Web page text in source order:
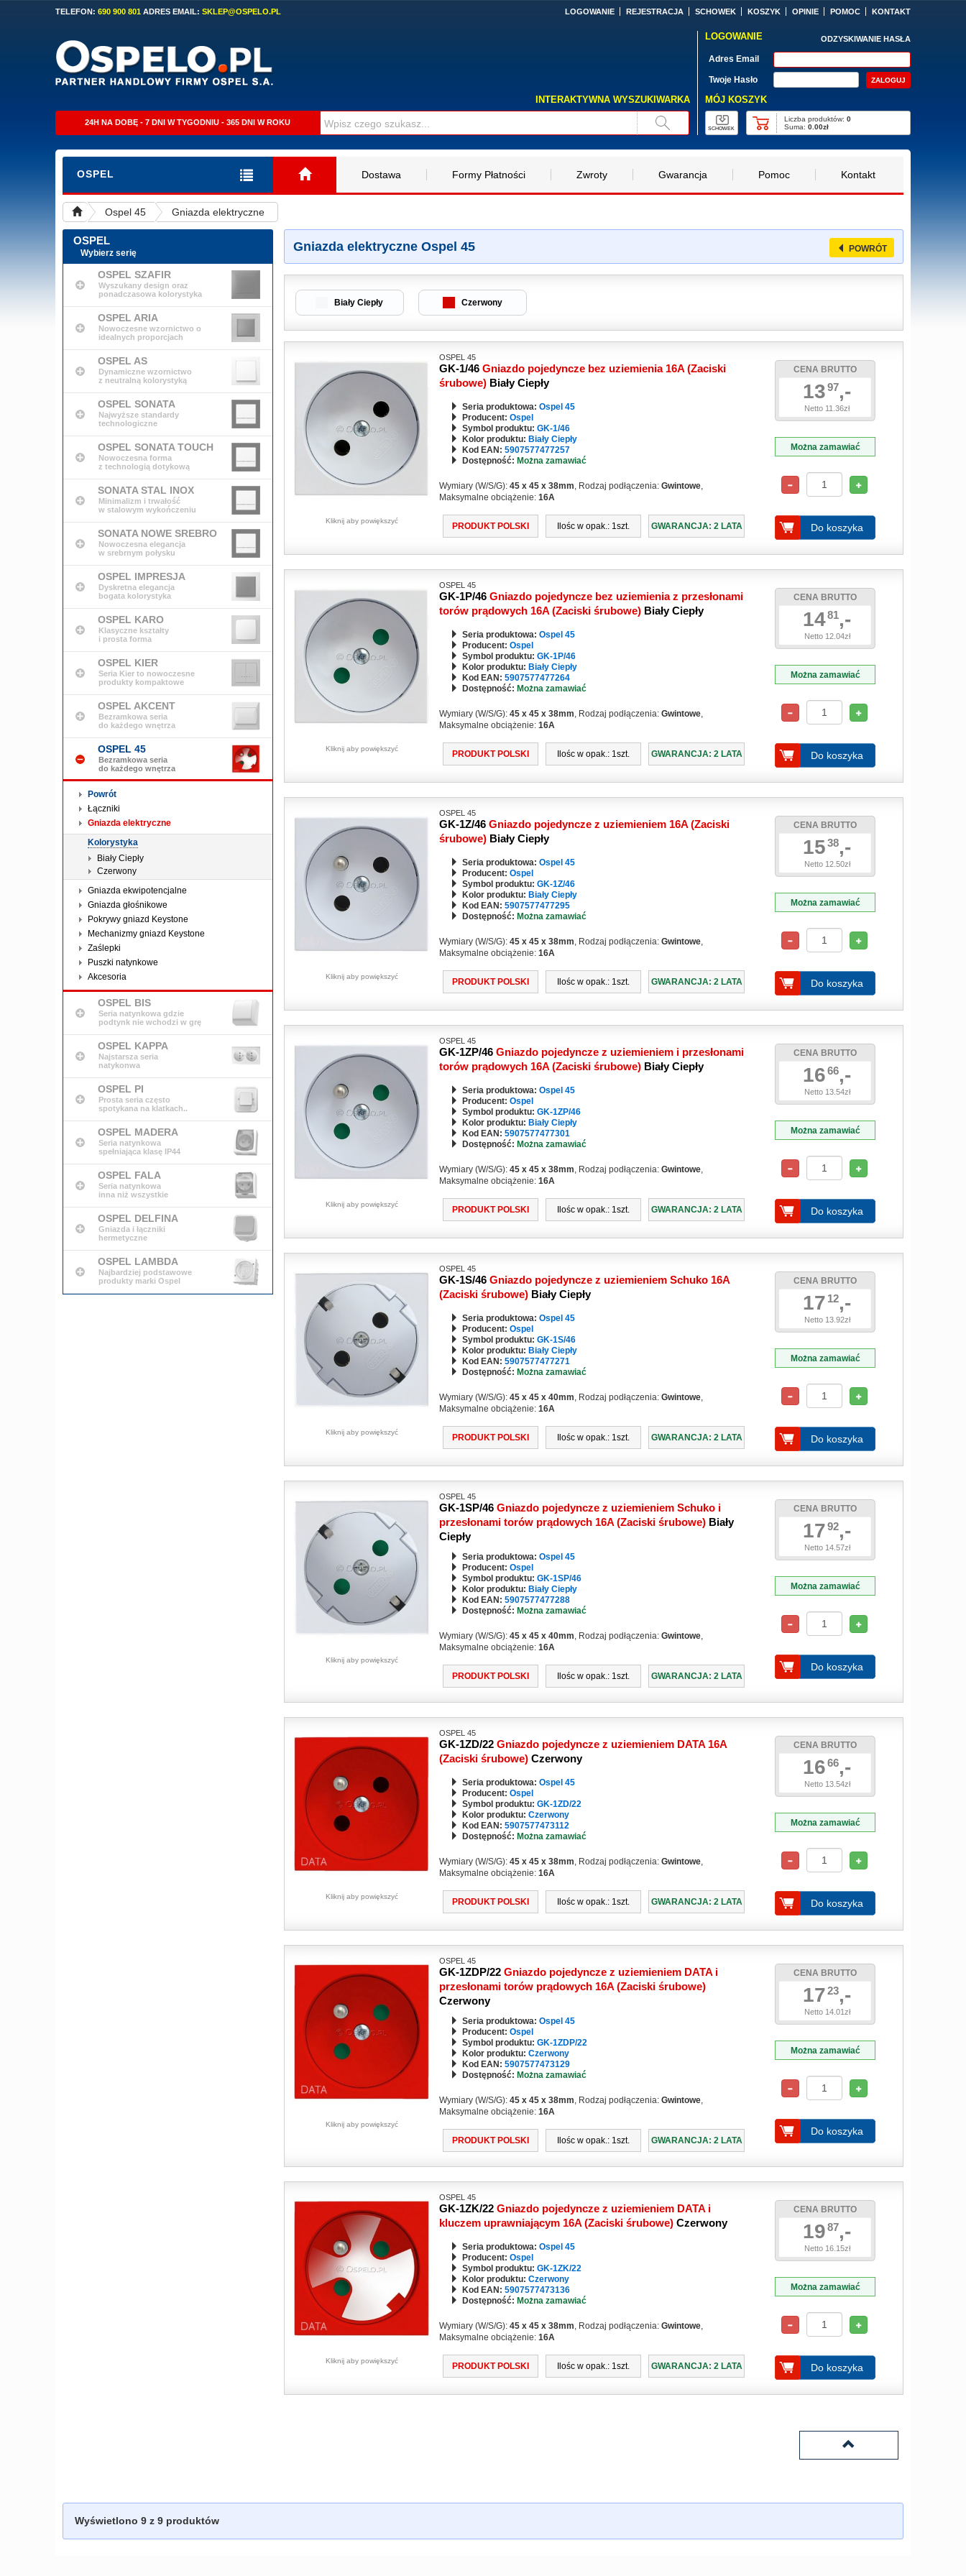
TELEFON: 690 900 801 ADRES EMAIL: SKLEP@OSPELO.PL LOGOWANIE REJESTRACJA SCHOWEK KOSZYK OPINIE POMOC KONTAKT
INTERAKTYWNA WYSZUKIWARKA
24H NA DOBĘ - 7 DNI W TYGODNIU - 365 DNI W ROKU
LOGOWANIE ODZYSKIWANIE HASŁA
Adres Email
Twoje Hasło
MÓJ KOSZYK
SCHOWEK
Liczba produktów:0
Suma:0.00zł
OSPEL Dostawa Formy Płatności Zwroty Gwarancja Pomoc Kontakt
Ospel 45 Gniazda elektryczne
OSPEL
Wybierz serię
OSPEL SZAFIR
Wyszukany design oraz
ponadczasowa kolorystyka
OSPEL ARIA
Nowoczesne wzornictwo o
idealnych proporcjach
OSPEL AS
Dynamiczne wzornictwo
z neutralną kolorystyką
OSPEL SONATA
Najwyższe standardy
technologiczne
OSPEL SONATA TOUCH
Nowoczesna forma
z technologią dotykową
SONATA STAL INOX
Minimalizm i trwałość
w stalowym wykończeniu
SONATA NOWE SREBRO
Nowoczesna elegancja
w srebrnym połysku
OSPEL IMPRESJA
Dyskretna elegancja
bogata kolorystyka
OSPEL KARO
Klasyczne kształty
i prosta forma
OSPEL KIER
Seria Kier to nowoczesne
produkty kompaktowe
OSPEL AKCENT
Bezramkowa seria
do każdego wnętrza
OSPEL 45
Bezramkowa seria
do każdego wnętrza
Powrót
Łączniki
Gniazda elektryczne
Kolorystyka
Biały Ciepły
Czerwony
Gniazda ekwipotencjalne
Gniazda głośnikowe
Pokrywy gniazd Keystone
Mechanizmy gniazd Keystone
Zaślepki
Puszki natynkowe
Akcesoria
OSPEL BIS
Seria natynkowa gdzie
podtynk nie wchodzi w grę
OSPEL KAPPA
Najstarsza seria
natykonwa
OSPEL PI
Prosta seria często
spotykana na klatkach..
OSPEL MADERA
Seria natynkowa
spełniająca klasę IP44
OSPEL FALA
Seria natynkowa
inna niż wszystkie
OSPEL DELFINA
Gniazda i łączniki
hermetyczne
OSPEL LAMBDA
Najbardziej podstawowe
produkty marki Ospel
Gniazda elektryczne Ospel 45 POWRÓT
Biały Ciepły Czerwony
Kliknij aby powiększyć
OSPEL 45
GK-1/46 Gniazdo pojedyncze bez uziemienia 16A (Zaciski
śrubowe) Biały Ciepły
Seria produktowa: Ospel 45
Producent: Ospel
Symbol produktu: GK-1/46
Kolor produktu: Biały Ciepły
Kod EAN: 5907577477257
Dostępność: Można zamawiać
Wymiary (W/S/G): 45 x 45 x 38mm, Rodzaj podłączenia: Gwintowe,
Maksymalne obciążenie: 16A
PRODUKT POLSKI Ilośc w opak.: 1szt. GWARANCJA: 2 LATA
CENA BRUTTO
13 97,-
Netto 11.36zł
Można zamawiać
Do koszyka
Kliknij aby powiększyć
OSPEL 45
GK-1P/46 Gniazdo pojedyncze bez uziemienia z przesłonami
torów prądowych 16A (Zaciski śrubowe) Biały Ciepły
Seria produktowa: Ospel 45
Producent: Ospel
Symbol produktu: GK-1P/46
Kolor produktu: Biały Ciepły
Kod EAN: 5907577477264
Dostępność: Można zamawiać
Wymiary (W/S/G): 45 x 45 x 38mm, Rodzaj podłączenia: Gwintowe,
Maksymalne obciążenie: 16A
PRODUKT POLSKI Ilośc w opak.: 1szt. GWARANCJA: 2 LATA
CENA BRUTTO
1481,-
Netto 12.04zł
Można zamawiać
Do koszyka
Kliknij aby powiększyć
OSPEL 45
GK-1Z/46 Gniazdo pojedyncze z uziemieniem 16A (Zaciski
śrubowe) Biały Ciepły
Seria produktowa: Ospel 45
Producent: Ospel
Symbol produktu: GK-1Z/46
Kolor produktu: Biały Ciepły
Kod EAN: 5907577477295
Dostępność: Można zamawiać
Wymiary (W/S/G): 45 x 45 x 38mm, Rodzaj podłączenia: Gwintowe,
Maksymalne obciążenie: 16A
PRODUKT POLSKI Ilośc w opak.: 1szt. GWARANCJA: 2 LATA
CENA BRUTTO
15 38,-
Netto 12.50zł
Można zamawiać
Do koszyka
Kliknij aby powiększyć
OSPEL 45
GK-1ZP/46 Gniazdo pojedyncze z uziemieniem i przesłonami
torów prądowych 16A (Zaciski śrubowe) Biały Ciepły
Seria produktowa: Ospel 45
Producent: Ospel
Symbol produktu: GK-1ZP/46
Kolor produktu: Biały Ciepły
Kod EAN: 5907577477301
Dostępność: Można zamawiać
Wymiary (W/S/G): 45 x 45 x 38mm, Rodzaj podłączenia: Gwintowe,
Maksymalne obciążenie: 16A
PRODUKT POLSKI Ilośc w opak.: 1szt. GWARANCJA: 2 LATA
CENA BRUTTO
16 66,-
Netto 13.54zł
Można zamawiać
Do koszyka
Kliknij aby powiększyć
OSPEL 45
GK-1S/46 Gniazdo pojedyncze z uziemieniem Schuko 16A
(Zaciski śrubowe) Biały Ciepły
Seria produktowa: Ospel 45
Producent: Ospel
Symbol produktu: GK-1S/46
Kolor produktu: Biały Ciepły
Kod EAN: 5907577477271
Dostępność: Można zamawiać
Wymiary (W/S/G): 45 x 45 x 40mm, Rodzaj podłączenia: Gwintowe,
Maksymalne obciążenie: 16A
PRODUKT POLSKI Ilośc w opak.: 1szt. GWARANCJA: 2 LATA
CENA BRUTTO
17 12,-
Netto 13.92zł
Można zamawiać
Do koszyka
Kliknij aby powiększyć
OSPEL 45
GK-1SP/46 Gniazdo pojedyncze z uziemieniem Schuko i
przesłonami torów prądowych 16A (Zaciski śrubowe) Biały
Ciepły
Seria produktowa: Ospel 45
Producent: Ospel
Symbol produktu: GK-1SP/46
Kolor produktu: Biały Ciepły
Kod EAN: 5907577477288
Dostępność: Można zamawiać
Wymiary (W/S/G): 45 x 45 x 40mm, Rodzaj podłączenia: Gwintowe,
Maksymalne obciążenie: 16A
PRODUKT POLSKI Ilośc w opak.: 1szt. GWARANCJA: 2 LATA
CENA BRUTTO
17 92,-
Netto 14.57zł
Można zamawiać
Do koszyka
Kliknij aby powiększyć
OSPEL 45
GK-1ZD/22 Gniazdo pojedyncze z uziemieniem DATA 16A
(Zaciski śrubowe) Czerwony
Seria produktowa: Ospel 45
Producent: Ospel
Symbol produktu: GK-1ZD/22
Kolor produktu: Czerwony
Kod EAN: 5907577473112
Dostępność: Można zamawiać
Wymiary (W/S/G): 45 x 45 x 38mm, Rodzaj podłączenia: Gwintowe,
Maksymalne obciążenie: 16A
PRODUKT POLSKI Ilośc w opak.: 1szt. GWARANCJA: 2 LATA
CENA BRUTTO
16 66,-
Netto 13.54zł
Można zamawiać
Do koszyka
Kliknij aby powiększyć
OSPEL 45
GK-1ZDP/22 Gniazdo pojedyncze z uziemieniem DATA i
przesłonami torów prądowych 16A (Zaciski śrubowe)
Czerwony
Seria produktowa: Ospel 45
Producent: Ospel
Symbol produktu: GK-1ZDP/22
Kolor produktu: Czerwony
Kod EAN: 5907577473129
Dostępność: Można zamawiać
Wymiary (W/S/G): 45 x 45 x 38mm, Rodzaj podłączenia: Gwintowe,
Maksymalne obciążenie: 16A
PRODUKT POLSKI Ilośc w opak.: 1szt. GWARANCJA: 2 LATA
CENA BRUTTO
17 23,-
Netto 14.01zł
Można zamawiać
Do koszyka
Kliknij aby powiększyć
OSPEL 45
GK-1ZK/22 Gniazdo pojedyncze z uziemieniem DATA i
kluczem uprawniającym 16A (Zaciski śrubowe) Czerwony
Seria produktowa: Ospel 45
Producent: Ospel
Symbol produktu: GK-1ZK/22
Kolor produktu: Czerwony
Kod EAN: 5907577473136
Dostępność: Można zamawiać
Wymiary (W/S/G): 45 x 45 x 38mm, Rodzaj podłączenia: Gwintowe,
Maksymalne obciążenie: 16A
PRODUKT POLSKI Ilośc w opak.: 1szt. GWARANCJA: 2 LATA
CENA BRUTTO
19 87,-
Netto 16.15zł
Można zamawiać
Do koszyka
Wyświetlono 9 z 9 produktów